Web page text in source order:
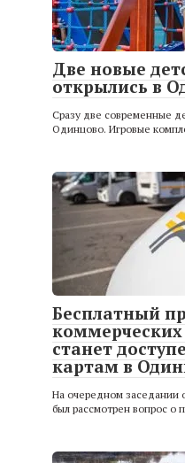
Две новые
открылись в
Сразу две современные
Одинцово. Игровые
Бесплатный
станет
картам в
На очередном заседании
был рассмотрен вопрос о